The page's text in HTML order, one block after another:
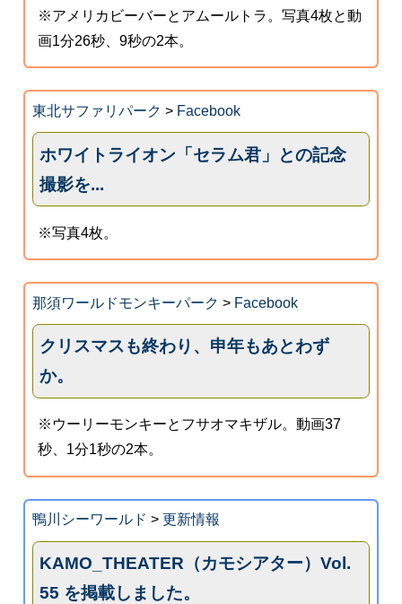
※アメリカビーバーとアムールトラ。写真4枚と動
画1分26秒、9秒の2本。
東北サファリパーク > Facebook
ホワイトライオン「セラム君」との記念
撮影を...
※写真4枚。
那須ワールドモンキーパーク > Facebook
クリスマスも終わり、申年もあとわず
か。
※ウーリーモンキーとフサオマキザル。動画37
秒、1分1秒の2本。
鴨川シーワールド > 更新情報
KAMO_THEATER（カモシアター）Vol.
55 を掲載しました。